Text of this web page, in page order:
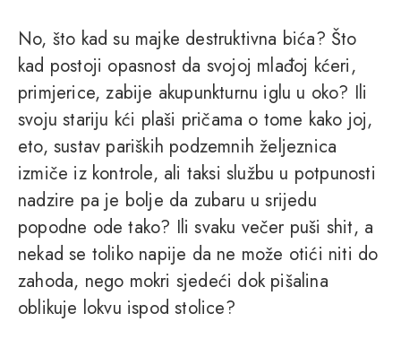
No, što kad su majke destruktivna bića? Što
kad postoji opasnost da svojoj mlađoj kćeri,
primjerice, zabije akupunkturnu iglu u oko? Ili
svoju stariju kći plaši pričama o tome kako joj,
eto, sustav pariških podzemnih željeznica
izmiče iz kontrole, ali taksi službu u potpunosti
nadzire pa je bolje da zubaru u srijedu
popodne ode tako? Ili svaku večer puši shit, a
nekad se toliko napije da ne može otići niti do
zahoda, nego mokri sjedeći dok pišalina
oblikuje lokvu ispod stolice?